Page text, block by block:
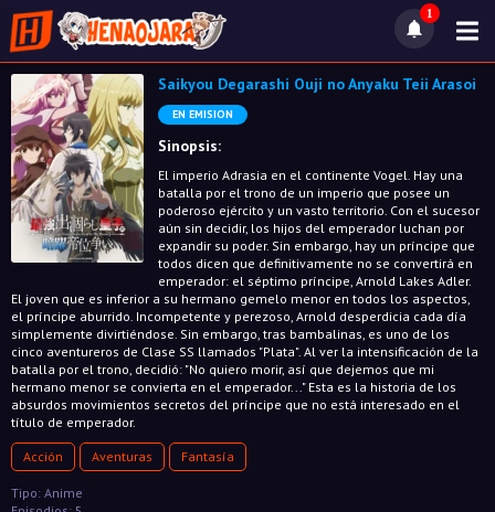
1
Saikyou Degarashi Ouji no Anyaku Teii Arasoi
EN EMISION
Sinopsis:
El imperio Adrasia en el continente Vogel. Hay una
batalla por el trono de un imperio que posee un
poderoso ejército y un vasto territorio. Con el sucesor
aún sin decidir, los hijos del emperador luchan por
expandir su poder. Sin embargo, hay un príncipe que
todos dicen que definitivamente no se convertirá en
emperador: el séptimo príncipe, Arnold Lakes Adler.
El joven que es inferior a su hermano gemelo menor en todos los aspectos,
el príncipe aburrido. Incompetente y perezoso, Arnold desperdicia cada día
simplemente divirtiéndose. Sin embargo, tras bambalinas, es uno de los
cinco aventureros de Clase SS llamados "Plata". Al ver la intensificación de la
batalla por el trono, decidió: "No quiero morir, así que dejemos que mi
hermano menor se convierta en el emperador..." Esta es la historia de los
absurdos movimientos secretos del príncipe que no está interesado en el
título de emperador.
Acción Aventuras Fantasía
Tipo: Anime